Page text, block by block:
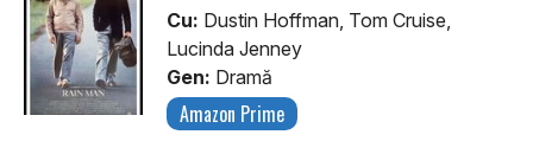
Cu: Dustin Hoffman, Tom Cruise,
Lucinda Jenney
Gen: Dramă
Amazon Prime